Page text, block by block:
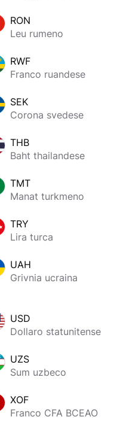
RON
Leu rumeno
RWF
Franco ruandese
SEK
Corona svedese
THB
Baht thailandese
TMT
Manat turkmeno
TRY
Lira turca
UAH
Grivnia ucraina
USD
Dollaro statunitense
UZS
Sum uzbeco
XOF
Franco CFA BCEAO